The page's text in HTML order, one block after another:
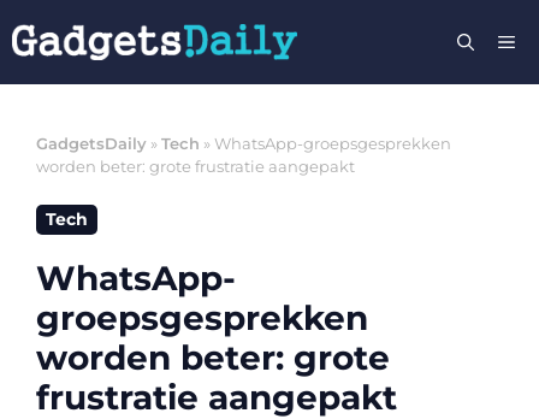
naar
de
GadgetsDaily »Tech »WhatsApp-groepsgesprekken
worden beter: grote frustratie aangepakt
Tech
WhatsApp-
groepsgesprekken
worden beter: grote
frustratie aangepakt